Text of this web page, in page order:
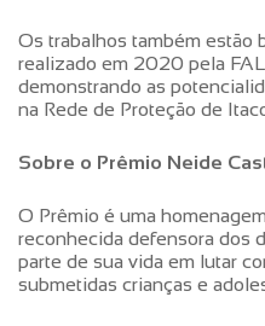
Os trabalhos também estão
realizado em 2020 pela
demonstrando as
na Rede de Proteção de
Sobre o Prêmio Neide
O Prêmio é uma
reconhecida defensora dos
parte de sua vida em lutar
submetidas crianças e